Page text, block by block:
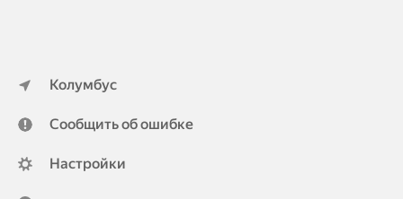
Колумбус
Сообщить об ошибке
Настройки